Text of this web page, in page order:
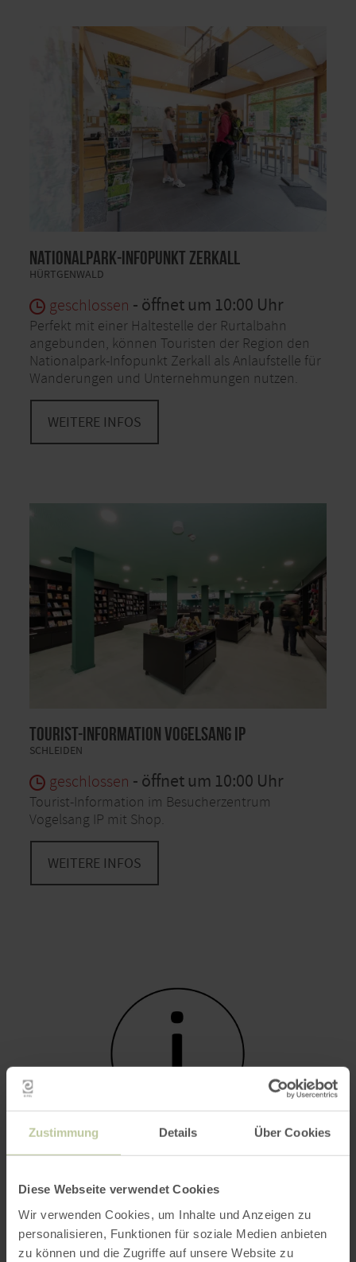
Zustimmung Details Über Cookies
Diese Webseite verwendet Cookies
Wir verwenden Cookies, um Inhalte und Anzeigen zu
personalisieren, Funktionen für soziale Medien anbieten
zu können und die Zugriffe auf unsere Website zu
Nationalpark-Infopunkt Zerkall
HÜRTGENWALD
geschlossen - öffnet um 10:00 Uhr
Perfekt mit einer Haltestelle der Rurtalbahn
angebunden, können Touristen der Region den
Nationalpark-Infopunkt Zerkall als Anlaufstelle für
Wanderungen und Unternehmungen nutzen.
WEITERE INFOS
Tourist-Information Vogelsang IP
SCHLEIDEN
geschlossen - öffnet um 10:00 Uhr
Tourist-Information im Besucherzentrum
Vogelsang IP mit Shop.
WEITERE INFOS
(Bahnhof)
BAD MÜNSTEREIFEL
geschlossen- öffnet um 09:00 Uhr